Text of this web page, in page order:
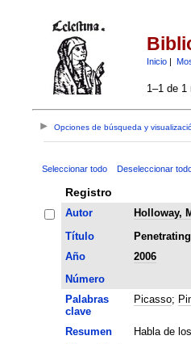
Inicio|
1–1 de 1
Opciones de búsqueda y
Seleccionar todo Deseleccionar
Registro
Autor
Holloway,
Título
Año
2006
Número
Palabras
clave
Picasso;
Resumen
Habla de